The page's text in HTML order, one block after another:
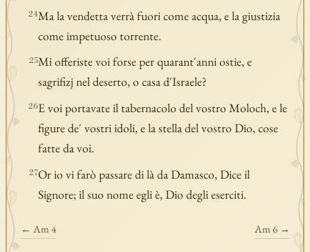
24Ma la vendetta verrà fuori come acqua, e la giustizia
come impetuoso torrente.
25Mi offeriste voi forse per quarant'anni ostie, e
sagrifizj nel deserto, o casa d'Israele?
26E voi portavate il tabernacolo del vostro Moloch, e le
figure de' vostri idoli, e la stella del vostro Dio, cose
fatte da voi.
27Or io vi farò passare di là da Damasco, Dice il
Signore; il suo nome egli è, Dio degli eserciti.
← Am 4 Am 6 →